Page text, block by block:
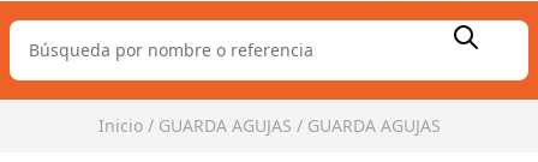
Inicio / GUARDA AGUJAS / GUARDA AGUJAS